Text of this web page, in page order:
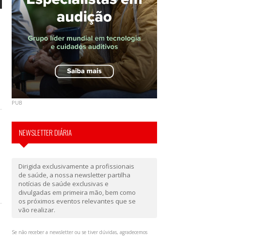
PUB
NEWSLETTER DIÁRIA
Dirigida exclusivamente a profissionais
de saúde, a nossa newsletter partilha
notícias de saúde exclusivas e
divulgadas em primeira mão, bem como
os próximos eventos relevantes que se
vão realizar.
Se não receber a newsletter ou se tiver dúvidas, agradecemos